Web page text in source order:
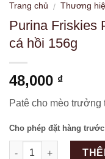
Trang chủ / Thương
Purina Friskies
cá hồi 156g
48,000 ₫
Patê cho mèo
Cho phép đặt hàng trước
Số lượng